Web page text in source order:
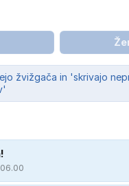
žvižgača in 'skrivajo